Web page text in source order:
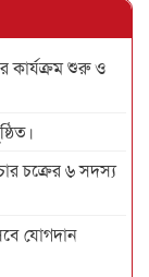
কার্যক্রম শুরু ও
চক্রের ৬ সদস্য
যোগদান